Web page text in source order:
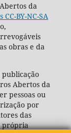
da
BY-NC-SA
obras e da
Abertos da
pessoas ou
por
das
própria